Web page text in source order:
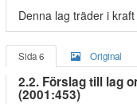
Denna lag träder i
Sida 6 Original
2.2. Förslag till lag
(2001:453)